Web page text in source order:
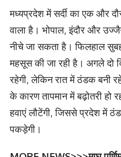
मध्यप्रदेश में सर्दी का एक और
वाला है। भोपाल, इंदौर और
नीचे जा सकता है। फिलहाल
महसूस की जा रही है। अगले दो
रहेगी, लेकिन रात में ठंडक बनी
के कारण तापमान में बढ़ोतरी हो
हवाएं लौटेंगी, जिससे प्रदेश में
पकड़ेगी।